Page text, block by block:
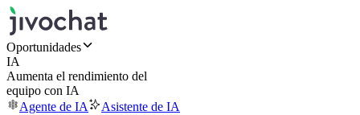
Oportunidades
IA
Aumenta el rendimiento del
equipo con IA
Agente de IA
Asistente de IA